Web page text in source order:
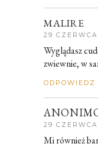
MALIRE
29
Wyglądasz
zwiewnie, w
ODPOWIEDZ
29
Mi również